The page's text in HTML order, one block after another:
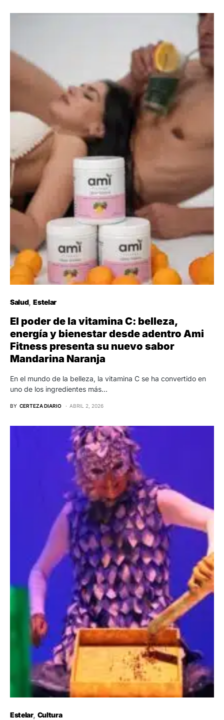
Salud Estelar
El poder de la vitamina C: belleza,
energía y bienestar desde adentro Ami
Fitness presenta su nuevo sabor
Mandarina Naranja
En el mundo de la belleza, la vitamina C se ha convertido en
uno de los ingredientes más…
BY CERTEZA DIARIO ABRIL 2, 2026
Estelar Cultura